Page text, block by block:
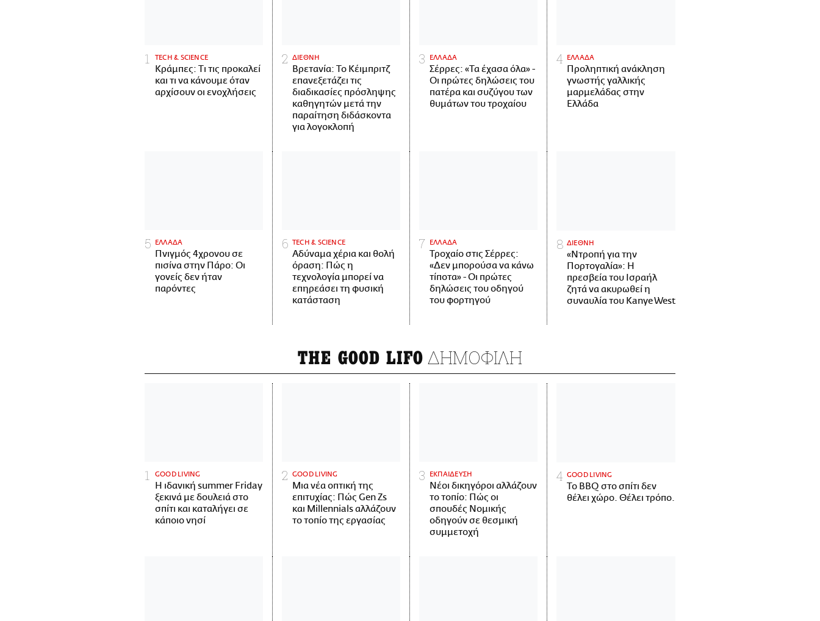
ΤECH & SCIENCE
Κράμπες: Τι τις προκαλεί
και τι να κάνουμε όταν
αρχίσουν οι ενοχλήσεις
ΔΙΕΘΝΗ
Βρετανία: Το Κέιμπριτζ
επανεξετάζει τις
διαδικασίες πρόσληψης
καθηγητών μετά την
παραίτηση διδάσκοντα
για λογοκλοπή
ΕΛΛΑΔΑ
Σέρρες: «Τα έχασα όλα» -
Οι πρώτες δηλώσεις του
πατέρα και συζύγου των
θυμάτων του τροχαίου
ΕΛΛΑΔΑ
Προληπτική ανάκληση
γνωστής γαλλικής
μαρμελάδας στην
Ελλάδα
ΕΛΛΑΔΑ
Πνιγμός 4χρονου σε
πισίνα στην Πάρο: Οι
γονείς δεν ήταν
παρόντες
ΤECH & SCIENCE
Αδύναμα χέρια και θολή
όραση: Πώς η
τεχνολογία μπορεί να
επηρεάσει τη φυσική
κατάσταση
ΕΛΛΑΔΑ
Τροχαίο στις Σέρρες:
«Δεν μπορούσα να κάνω
τίποτα» - Οι πρώτες
δηλώσεις του οδηγού
του φορτηγού
ΔΙΕΘΝΗ
«Ντροπή για την
Πορτογαλία»: Η
πρεσβεία του Ισραήλ
ζητά να ακυρωθεί η
συναυλία του Kanye West
THE GOOD LIFO ΔΗΜΟΦΙΛΗ
GOOD LIVING
Η ιδανική summer Friday
ξεκινά με δουλειά στο
σπίτι και καταλήγει σε
κάποιο νησί
GOOD LIVING
Μια νέα οπτική της
επιτυχίας: Πώς Gen Zs
και Millennials αλλάζουν
το τοπίο της εργασίας
ΕΚΠΑΙΔΕΥΣΗ
Νέοι δικηγόροι αλλάζουν
το τοπίο: Πώς οι
σπουδές Νομικής
οδηγούν σε θεσμική
συμμετοχή
GOOD LIVING
Το BBQ στο σπίτι δεν
θέλει χώρο. Θέλει τρόπο.